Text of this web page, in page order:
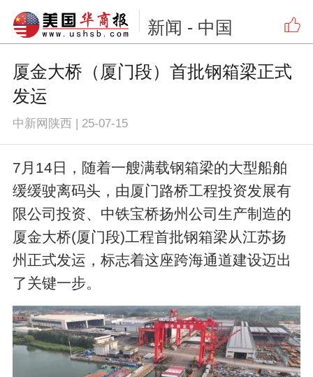
新闻 - 中国
厦金大桥（厦门段）首批钢箱梁正式
发运
中新网陕西 | 25-07-15
7月14日，随着一艘满载钢箱梁的大型船舶
缓缓驶离码头，由厦门路桥工程投资发展有
限公司投资、中铁宝桥扬州公司生产制造的
厦金大桥(厦门段)工程首批钢箱梁从江苏扬
州正式发运，标志着这座跨海通道建设迈出
了关键一步。